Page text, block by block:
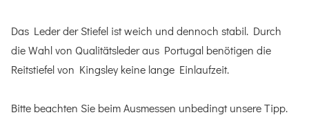
Das Leder der Stiefel ist weich und dennoch stabil. Durch
die Wahl von Qualitätsleder aus Portugal benötigen die
Reitstiefel von Kingsley keine lange Einlaufzeit.
Bitte beachten Sie beim Ausmessen unbedingt unsere Tipp.